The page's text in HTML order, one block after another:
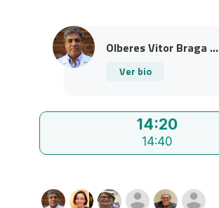
14:20
14:40
Olberes Vitor Braga ...
Ver bio